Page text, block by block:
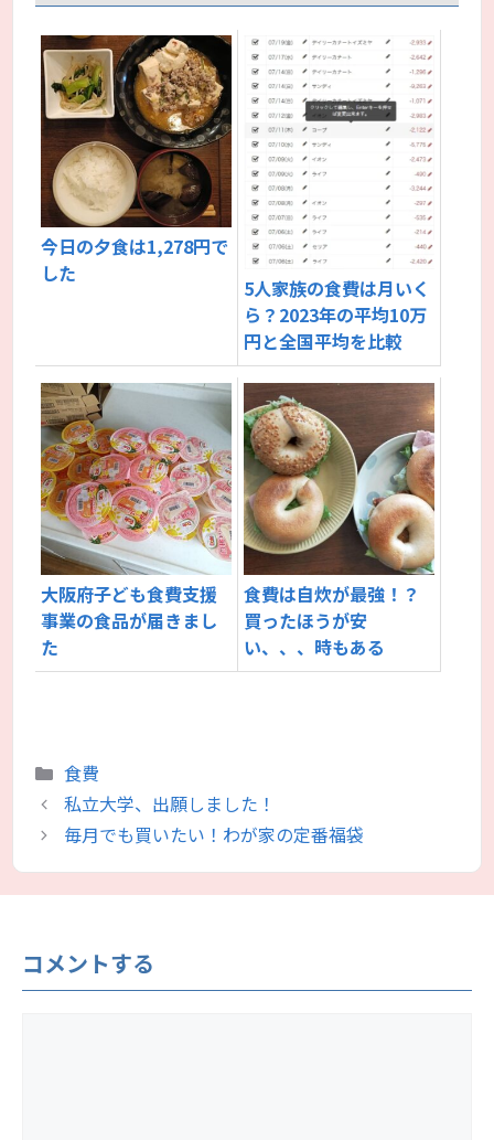
今日の夕食は1,278円で
した
5人家族の食費は月いく
ら？2023年の平均10万
円と全国平均を比較
大阪府子ども食費支援
事業の食品が届きまし
た
食費は自炊が最強！？
買ったほうが安
い、、、時もある
カ
テ
ゴ
リ
ー
食費
私立大学、出願しました！
毎月でも買いたい！わが家の定番福袋
コメントする